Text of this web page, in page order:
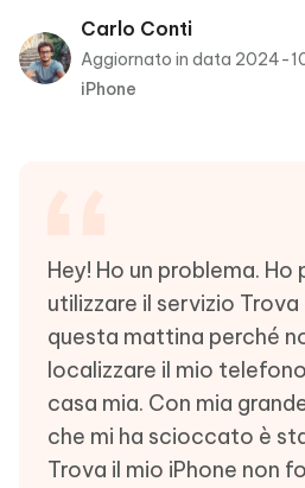
PDF
Editor
Carlo Conti
Aggiornato in data 2024-
iPhone
Hey! Ho un problema.
utilizzare il servizio Trova
questa mattina perché
localizzare il mio
casa mia. Con mia
che mi ha scioccato è
Trova il mio iPhone non